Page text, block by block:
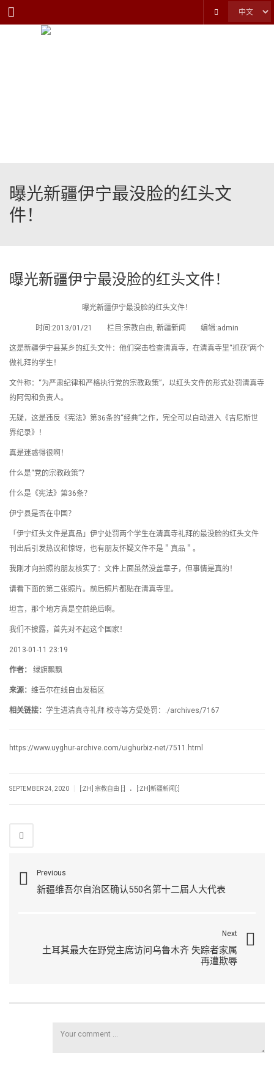
Menu
曝光新疆伊宁最没脸的红头文
件！
曝光新疆伊宁最没脸的红头文件！
曝光新疆伊宁最没脸的红头文件！
时间:2013/01/21 栏目:宗教自由, 新疆新闻 编辑:admin
这是新疆伊宁县某乡的红头文件：他们突击检查清真寺，在清真寺里“抓获”两个
做礼拜的学生！
文件称：“为严肃纪律和严格执行党的宗教政策”，以红头文件的形式处罚清真寺
的阿訇和负责人。
无疑，这是违反《宪法》第36条的“经典”之作，完全可以自动进入《吉尼斯世
界纪录》！
真是迷惑得很啊！
什么是“党的宗教政策”？
什么是《宪法》第36条？
伊宁县是否在中国？
「伊宁红头文件是真品」伊宁处罚两个学生在清真寺礼拜的最没脸的红头文件
刊出后引发热议和惊讶，也有朋友怀疑文件不是＂真品＂。
我刚才向拍照的朋友核实了：文件上面虽然没盖章子，但事情是真的！
请看下面的第二张照片。前后照片都贴在清真寺里。
坦言，那个地方真是空前绝后啊。
我们不披露，首先对不起这个国家！
2013-01-11 23:19
作者： 绿旗飘飘
来源： 维吾尔在线自由发稿区
相关链接： 学生进清真寺礼拜 校寺等方受处罚：./archives/7167
https://www.uyghur-archive.com/uighurbiz-net/7511.html
SEPTEMBER 24, 2020 [:ZH] 宗教自由 [:] . [:ZH]新疆新闻[:]
Previous
新疆维吾尔自治区确认550名第十二届人大代表
Next
土耳其最大在野党主席访问乌鲁木齐 失踪者家属
再遭欺辱